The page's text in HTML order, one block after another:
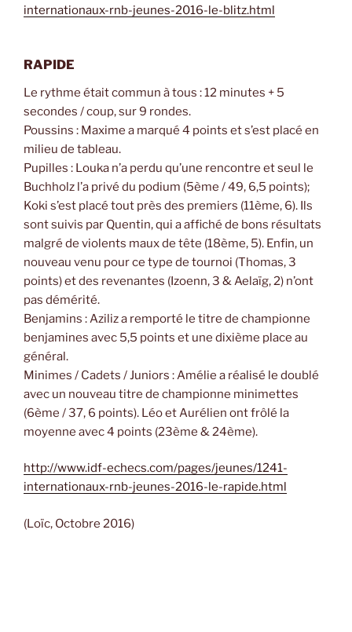
internationaux-rnb-jeunes-2016-le-blitz.html
RAPIDE
Le rythme était commun à tous : 12 minutes + 5
secondes / coup, sur 9 rondes.
Poussins : Maxime a marqué 4 points et s’est placé en
milieu de tableau.
Pupilles : Louka n’a perdu qu’une rencontre et seul le
Buchholz l’a privé du podium (5ème / 49, 6,5 points);
Koki s’est placé tout près des premiers (11ème, 6). Ils
sont suivis par Quentin, qui a affiché de bons résultats
malgré de violents maux de tête (18ème, 5). Enfin, un
nouveau venu pour ce type de tournoi (Thomas, 3
points) et des revenantes (Izoenn, 3 & Aelaïg, 2) n’ont
pas démérité.
Benjamins : Aziliz a remporté le titre de championne
benjamines avec 5,5 points et une dixième place au
général.
Minimes / Cadets / Juniors : Amélie a réalisé le doublé
avec un nouveau titre de championne minimettes
(6ème / 37, 6 points). Léo et Aurélien ont frôlé la
moyenne avec 4 points (23ème & 24ème).
http://www.idf-echecs.com/pages/jeunes/1241-
internationaux-rnb-jeunes-2016-le-rapide.html
(Loïc, Octobre 2016)